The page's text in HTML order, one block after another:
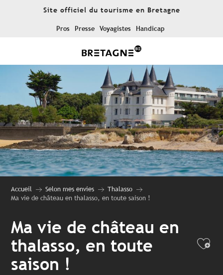
Site officiel du tourisme en Bretagne
Pros Presse Voyagistes Handicap
Accueil Selon mes envies
Thalasso
Ma vie de château en thalasso, en toute saison !
Ma vie de château en
thalasso, en toute
saison !